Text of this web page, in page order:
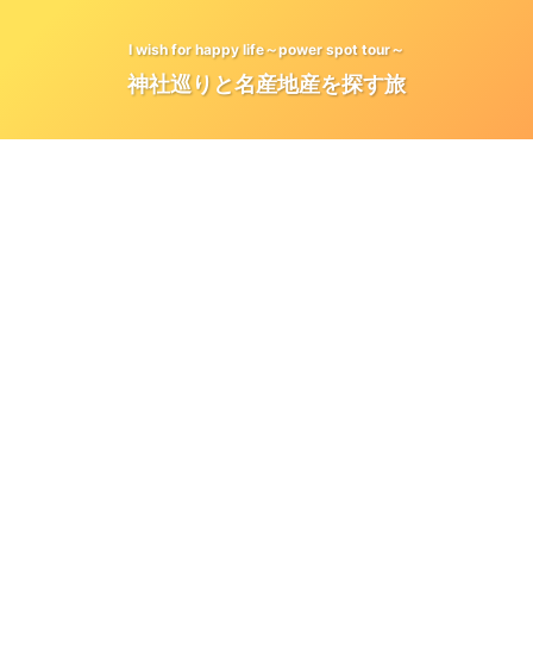
I wish for happy life～power spot tour～
神社巡りと名産地産を探す旅